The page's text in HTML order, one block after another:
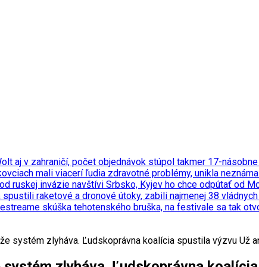
aj v zahraničí, počet objednávok stúpol takmer 17-násobne
mali viacerí ľudia zdravotné problémy, unikla
ruskej invázie navštívi Srbsko, Kyjev ho chce odpútať od
raketové a dronové útoky, zabili najmenej 38
skúška tehotenského bruška, na festivale sa tak
systém zlyháva. Ľudskoprávna koalícia spustila výzvu Už